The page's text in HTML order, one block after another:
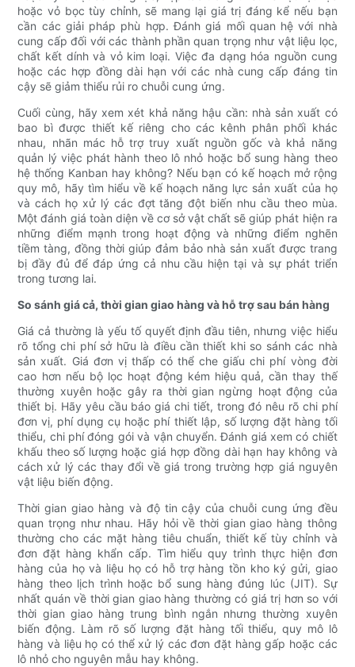
hoặc vỏ bọc tùy chỉnh, sẽ mang lại giá trị đáng kể nếu bạn
cần các giải pháp phù hợp. Đánh giá mối quan hệ với nhà
cung cấp đối với các thành phần quan trọng như vật liệu lọc,
chất kết dính và vỏ kim loại. Việc đa dạng hóa nguồn cung
hoặc các hợp đồng dài hạn với các nhà cung cấp đáng tin
cậy sẽ giảm thiểu rủi ro chuỗi cung ứng.
Cuối cùng, hãy xem xét khả năng hậu cần: nhà sản xuất có
bao bì được thiết kế riêng cho các kênh phân phối khác
nhau, nhãn mác hỗ trợ truy xuất nguồn gốc và khả năng
quản lý việc phát hành theo lô nhỏ hoặc bổ sung hàng theo
hệ thống Kanban hay không? Nếu bạn có kế hoạch mở rộng
quy mô, hãy tìm hiểu về kế hoạch năng lực sản xuất của họ
và cách họ xử lý các đợt tăng đột biến nhu cầu theo mùa.
Một đánh giá toàn diện về cơ sở vật chất sẽ giúp phát hiện ra
những điểm mạnh trong hoạt động và những điểm nghẽn
tiềm tàng, đồng thời giúp đảm bảo nhà sản xuất được trang
bị đầy đủ để đáp ứng cả nhu cầu hiện tại và sự phát triển
trong tương lai.
So sánh giá cả, thời gian giao hàng và hỗ trợ sau bán hàng
Giá cả thường là yếu tố quyết định đầu tiên, nhưng việc hiểu
rõ tổng chi phí sở hữu là điều cần thiết khi so sánh các nhà
sản xuất. Giá đơn vị thấp có thể che giấu chi phí vòng đời
cao hơn nếu bộ lọc hoạt động kém hiệu quả, cần thay thế
thường xuyên hoặc gây ra thời gian ngừng hoạt động của
thiết bị. Hãy yêu cầu báo giá chi tiết, trong đó nêu rõ chi phí
đơn vị, phí dụng cụ hoặc phí thiết lập, số lượng đặt hàng tối
thiểu, chi phí đóng gói và vận chuyển. Đánh giá xem có chiết
khấu theo số lượng hoặc giá hợp đồng dài hạn hay không và
cách xử lý các thay đổi về giá trong trường hợp giá nguyên
vật liệu biến động.
Thời gian giao hàng và độ tin cậy của chuỗi cung ứng đều
quan trọng như nhau. Hãy hỏi về thời gian giao hàng thông
thường cho các mặt hàng tiêu chuẩn, thiết kế tùy chỉnh và
đơn đặt hàng khẩn cấp. Tìm hiểu quy trình thực hiện đơn
hàng của họ và liệu họ có hỗ trợ hàng tồn kho ký gửi, giao
hàng theo lịch trình hoặc bổ sung hàng đúng lúc (JIT). Sự
nhất quán về thời gian giao hàng thường có giá trị hơn so với
thời gian giao hàng trung bình ngắn nhưng thường xuyên
biến động. Làm rõ số lượng đặt hàng tối thiểu, quy mô lô
hàng và liệu họ có thể xử lý các đơn đặt hàng gấp hoặc các
lô nhỏ cho nguyên mẫu hay không.